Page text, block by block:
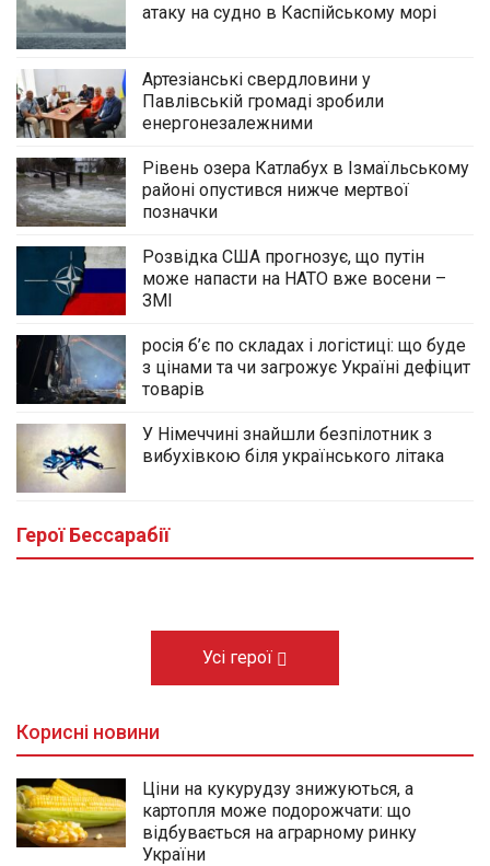
атаку на судно в Каспійському морі
Артезіанські свердловини у
Павлівській громаді зробили
енергонезалежними
Рівень озера Катлабух в Ізмаїльському
районі опустився нижче мертвої
позначки
Розвідка США прогнозує, що путін
може напасти на НАТО вже восени –
ЗМІ
росія б’є по складах і логістиці: що буде
з цінами та чи загрожує Україні дефіцит
товарів
У Німеччині знайшли безпілотник з
вибухівкою біля українського літака
Герої Бессарабії
Йому назавжди залишилося 32: у
Виноградівці Болградської громади
провели в останню путь морпіха Михайла
Кишлали
10.08.2026
Усі герої
Корисні новини
Ціни на кукурудзу знижуються, а
картопля може подорожчати: що
відбувається на аграрному ринку
України